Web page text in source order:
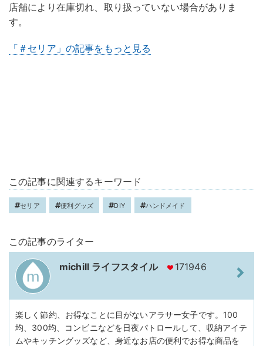
店舗により在庫切れ、取り扱っていない場合がありま
す。
「＃セリア」の記事をもっと見る
この記事に関連するキーワード
セリア 便利グッズ DIY ハンドメイド
この記事のライター
michill ライフスタイル 171946
楽しく節約、お得なことに目がないアラサー女子です。100
均、300均、コンビニなどを日夜パトロールして、収納アイテ
ムやキッチングッズなど、身近なお店の便利でお得な商品を